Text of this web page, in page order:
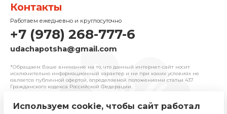
Контакты
Работаем ежедневно и круглосуточно
+7 (978) 268-777-6
udachapotsha@gmail.com
*Обращаем Ваше внимание на то, что данный интернет-сайт носит
исключительно информационный характер и ни при каких условиях не
является публичной офертой, определяемой положениями cтатьи 437
Гражданского кодекса Российской Федерации.
© 2025 «Удача» | Франчайзинговая сеть
Используем cookie, чтобы сайт работал